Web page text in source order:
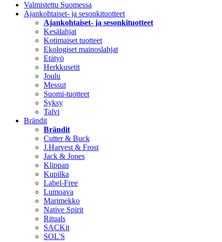
Valmistettu Suomessa
Ajankohtaiset- ja sesonkituotteet
Ajankohtaiset- ja sesonkituotteet
Kesälahjat
Kotimaiset tuotteet
Ekologiset mainoslahjat
Etätyö
Herkkusetit
Joulu
Messut
Suomi-tuotteet
Syksy
Talvi
Brändit
Brändit
Cutter & Buck
J.Harvest & Frost
Jack & Jones
Klippan
Kupilka
Label-Free
Lumoava
Marimekko
Native Spirit
Rituals
SACKit
SOL'S